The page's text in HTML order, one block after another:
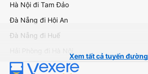
Hà Nội đi Tam Đảo
Đà Nẵng đi Hội An
Đà Nẵng đi Huế
Xem tất cả tuyến đường